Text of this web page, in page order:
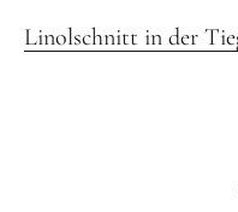
Linolschnitt in der